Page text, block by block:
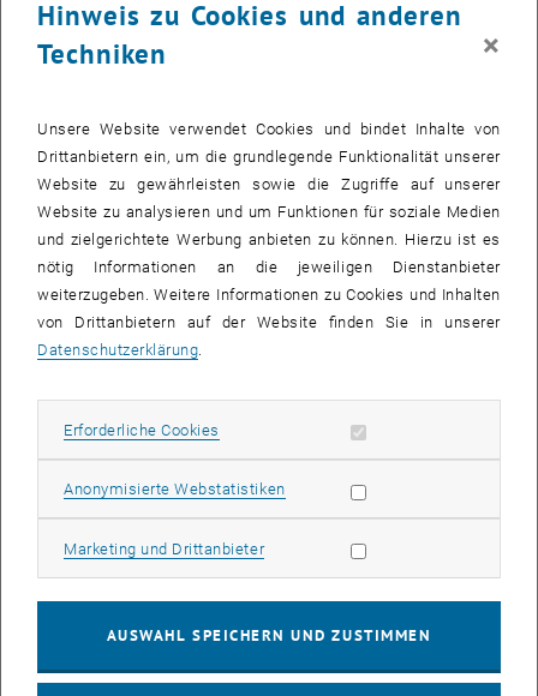
Beteiligung
Verantwortung
Gerne hätten wir diese Vision mit Unterstützung des Rektorats in
einer ganztägig zugänglichen „
Campus Gußhaus ab Dezember 2021 in Präsenz umgesetzt.
Da Präsenzveranstaltungen momentan leider nicht möglich sind,
und wir einfach nicht mehr warten wollen, um unsere
virtuell – inGATHERTOWN
Wann? Dienstag, 18. Jänner 2022, 16:00 Uhr
Gathertown ,
https://gather.town/app/LLaSmLsKRjdpjlel/TUesday_TUWien, öffnet
Passwort: TUesday
werden Sie und uns an ihren Visionen von „Universität leben"
Hinweis zu Cookies und anderen
Techniken
×
Unsere Website verwendet Cookies und bindet Inhalte von
Drittanbietern ein, um die grundlegende Funktionalität unserer
Website zu gewährleisten sowie die Zugriffe auf unserer
Website zu analysieren und um Funktionen für soziale Medien
und zielgerichtete Werbung anbieten zu können. Hierzu ist es
nötig Informationen an die jeweiligen Dienstanbieter
weiterzugeben. Weitere Informationen zu Cookies und Inhalten
von Drittanbietern auf der Website finden Sie in unserer
Datenschutzerklärung.
Erforderliche Cookies Erforderliche Cookies zulassen
Anonymisierte WebstatistikenStatistik Cookies zulassen
Marketing und DrittanbieterMarketing Cookies zulassen
AUSWAHL SPEICHERN UND ZUSTIMMEN